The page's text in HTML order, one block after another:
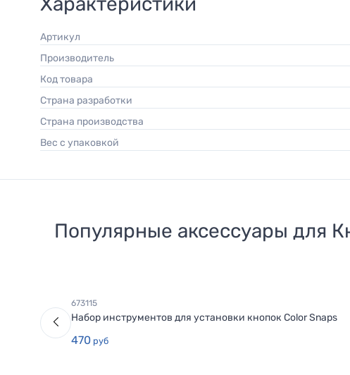
Артикул
Производитель
Код товара
Страна разработки
Страна производства
Вес с упаковкой
Популярные аксессуары для
673115
Набор инструментов для установки кнопок Color Snaps
470 руб